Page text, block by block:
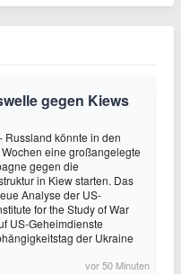
gegen Kiews
Russland könnte in den
eine großangelegte
gegen die
in Kiew starten. Das
Analyse der US-
for the Study of War
US-Geheimdienste
der Ukraine
vor 50 Minuten